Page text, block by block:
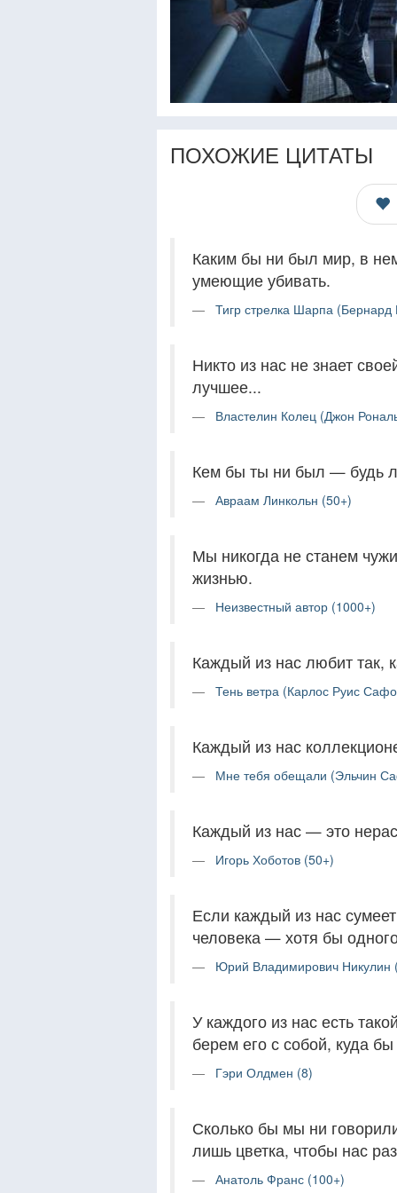
ПОХОЖИЕ ЦИТАТЫ
Каким бы ни был мир, в
умеющие убивать.
Тигр стрелка Шарпа (Бернард
Никто из нас не знает
лучшее...
Властелин Колец (Джон
Кем бы ты ни был — будь
Авраам Линкольн (50+)
Мы никогда не станем
жизнью.
Неизвестный автор (1000+)
Каждый из нас любит так,
Тень ветра (Карлос Руис
Каждый из нас
Мне тебя обещали (Эльчин
Каждый из нас — это
Игорь Хоботов (50+)
Если каждый из нас
человека — хотя бы
Юрий Владимирович Никулин
У каждого из нас есть
берем его с собой, куда
Гэри Олдмен (8)
Сколько бы мы ни
лишь цветка, чтобы нас
Анатоль Франс (100+)